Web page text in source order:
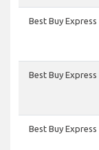
Best Buy Express
Best Buy Express
Best Buy Express